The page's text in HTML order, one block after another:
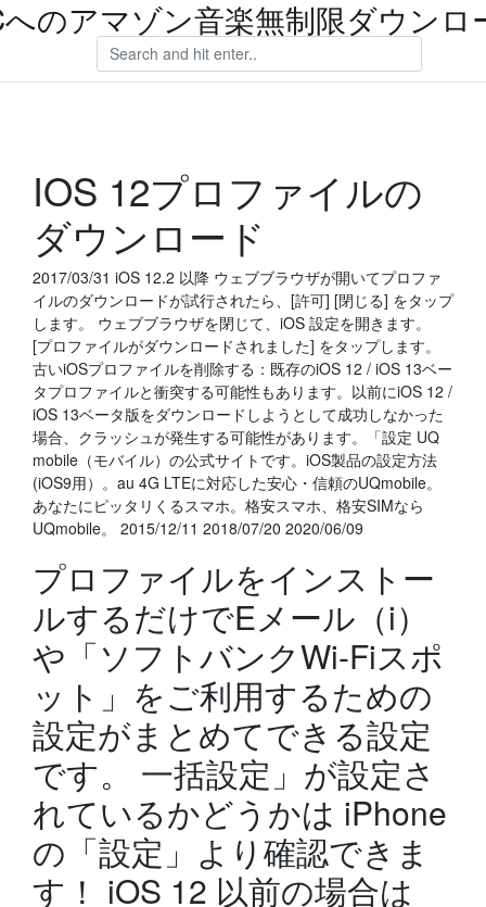
のアマゾン音楽無制限ダウンロ
IOS 12プロファイルの
ダウンロード
2017/03/31 iOS 12.2 以降 ウェブブラウザが開いてプロファ
イルのダウンロードが試行されたら、[許可] [閉じる] をタップ
します。 ウェブブラウザを閉じて、iOS 設定を開きます。
[プロファイルがダウンロードされました] をタップします。
古いiOSプロファイルを削除する：既存のiOS 12 / iOS 13ベー
タプロファイルと衝突する可能性もあります。以前にiOS 12 /
iOS 13ベータ版をダウンロードしようとして成功しなかった
場合、クラッシュが発生する可能性があります。「設定 UQ
mobile（モバイル）の公式サイトです。iOS製品の設定方法
(iOS9用）。au 4G LTEに対応した安心・信頼のUQmobile。
あなたにピッタリくるスマホ。格安スマホ、格安SIMなら
UQmobile。 2015/12/11 2018/07/20 2020/06/09
プロファイルをインストー
ルするだけでEメール（i）
や「ソフトバンクWi-Fiスポ
ット」をご利用するための
設定がまとめてできる設定
です。 一括設定」が設定さ
れているかどうかは iPhone
の「設定」より確認できま
す！ iOS 12 以前の場合は